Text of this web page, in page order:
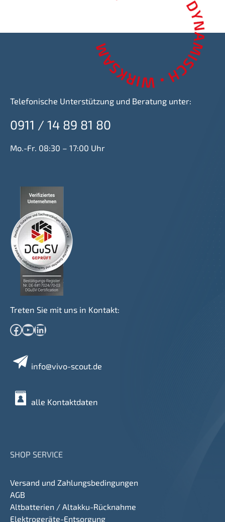
Telefonische Unterstützung und Beratung unter:
0911 / 14 89 81 80
Mo.-Fr. 08:30 – 17:00 Uhr
Treten Sie mit uns in Kontakt:
Facebook YouTube LinkedIn
info@vivo-scout.de
alle Kontaktdaten
SHOP SERVICE
Versand und Zahlungsbedingungen
AGB
Altbatterien / Altakku-Rücknahme
Elektrogeräte-Entsorgung